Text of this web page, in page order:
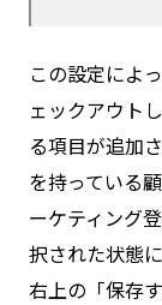
この設定によ
ェックアウト
る項目が追加
を持っている
ーケティング
択された状態
右上の「保存